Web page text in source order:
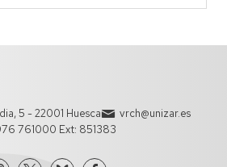
5 - 22001 Huesca
vrch@unizar.es
761000 Ext: 851383